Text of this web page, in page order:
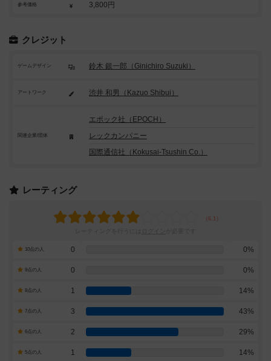
参考価格 3,800円
クレジット
ゲームデザイン 鈴木 銀一郎（Ginichiro Suzuki）
アートワーク 渋井 和男（Kazuo Shibui）
関連企業/団体
エポック社（EPOCH）
レックカンパニー
国際通信社（Kokusai-Tsushin Co.）
レーティング
10点の人 0 0%
9点の人 0 0%
8点の人 1 14%
7点の人 3 43%
6点の人 2 29%
5点の人 1 14%